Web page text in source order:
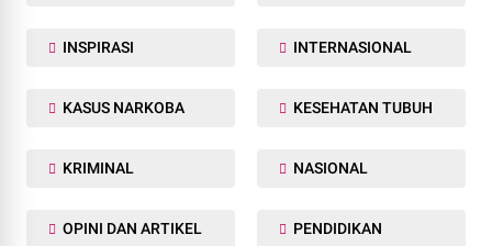
INSPIRASI INTERNASIONAL
KASUS NARKOBA KESEHATAN TUBUH
KRIMINAL NASIONAL
OPINI DAN ARTIKEL PENDIDIKAN